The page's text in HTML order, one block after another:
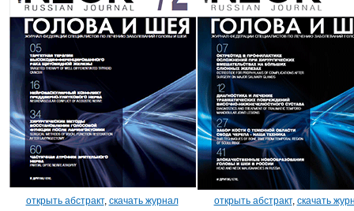
открыть абстракт, скачать журнал открыть абстракт, скачать